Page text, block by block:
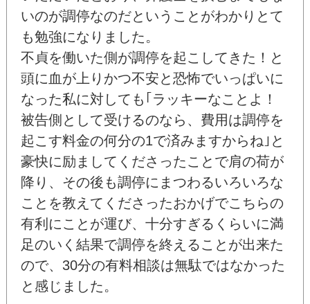
いのが調停なのだということがわかりとて
も勉強になりました。
不貞を働いた側が調停を起こしてきた！と
頭に血が上りかつ不安と恐怖でいっぱいに
なった私に対しても｢ラッキーなことよ！
被告側として受けるのなら、費用は調停を
起こす料金の何分の1で済みますからね｣と
豪快に励ましてくださったことで肩の荷が
降り、その後も調停にまつわるいろいろな
ことを教えてくださったおかげでこちらの
有利にことが運び、十分すぎるくらいに満
足のいく結果で調停を終えることが出来た
ので、30分の有料相談は無駄ではなかった
と感じました。